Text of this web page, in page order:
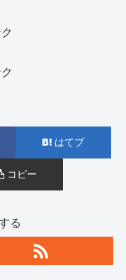
はてブ
コピー
る